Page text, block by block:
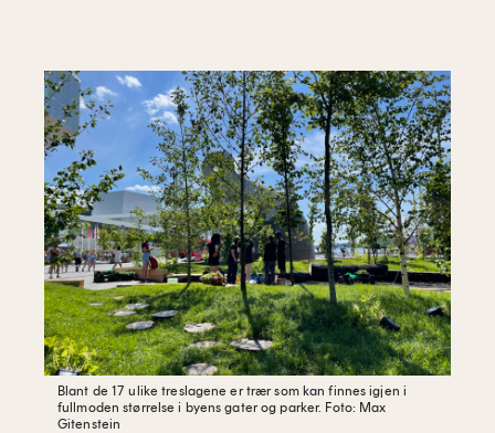
Blant de 17 ulike treslagene er trær som kan finnes igjen i
fullmoden størrelse i byens gater og parker. Foto: Max
Gitenstein